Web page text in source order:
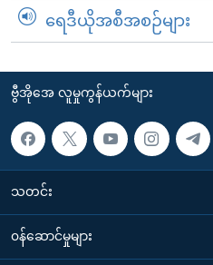
ရေဒီယိုအစီအစဉ်များ
ဗွီအိုအေ လူမှုကွန်ယက်များ
သတင်း
၀န်ဆောင်မှုများ